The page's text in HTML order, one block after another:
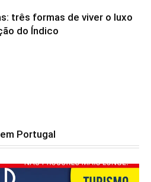
três formas de viver o luxo
do Índico
Portugal